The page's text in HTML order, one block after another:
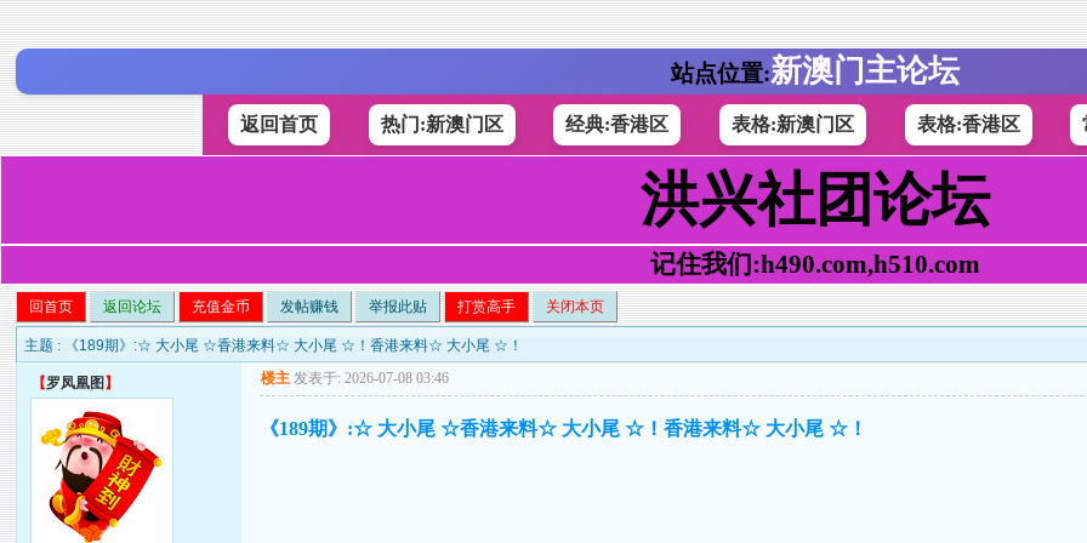
站点位置:新澳门主论坛
返回首页 热门:新澳门区 经典:香港区 表格:新澳门区 表格:香港区
洪兴社团论坛
记住我们:h490.com,h510.com
回首页 返回论坛 充值金币 发帖赚钱 举报此贴 打赏高手 关闭本页
主题 : 《189期》:☆ 大小尾 ☆香港来料☆ 大小尾 ☆！香港来料☆ 大小尾 ☆！
【罗凤凰图 】 楼主 发表于: 2026-07-08 03:46
《189期》:☆ 大小尾 ☆香港来料☆ 大小尾 ☆！香港来料☆ 大小尾 ☆！